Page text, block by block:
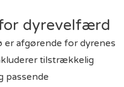
dyrevelfærd
er afgørende for dyrenes
tilstrækkelig
passende